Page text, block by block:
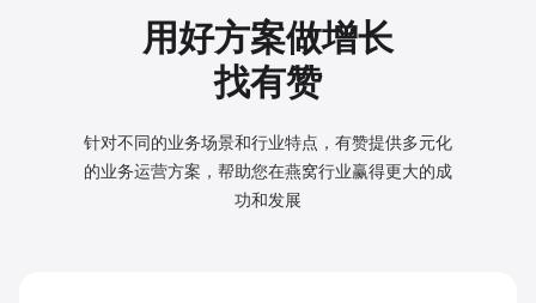
用好方案做增长
找有赞
针对不同的业务场景和行业特点，有赞提供多元化
的业务运营方案，帮助您在燕窝行业赢得更大的成
功和发展